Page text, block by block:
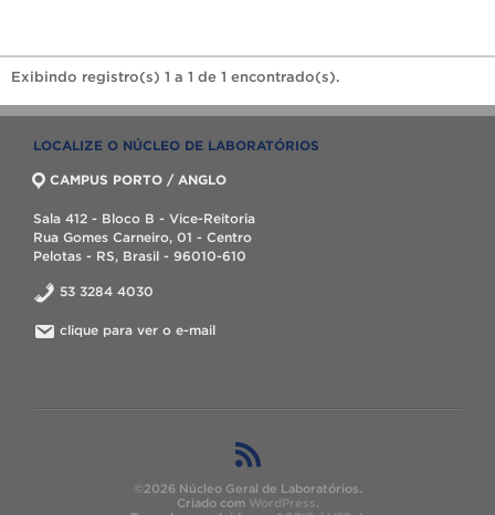
Exibindo registro(s) 1 a 1 de 1 encontrado(s).
LOCALIZE O NÚCLEO DE LABORATÓRIOS
CAMPUS PORTO / ANGLO
Sala 412 - Bloco B - Vice-Reitoria
Rua Gomes Carneiro, 01 - Centro
Pelotas - RS, Brasil - 96010-610
53 3284 4030
clique para ver o e-mail
©2026 Núcleo Geral de Laboratórios.
Criado com WordPress.